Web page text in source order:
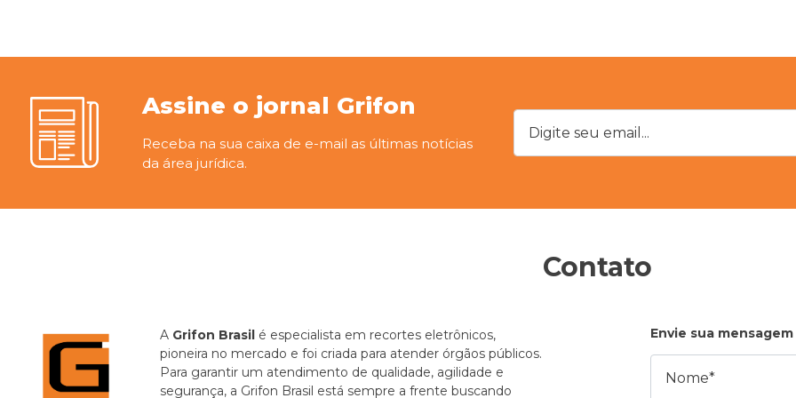
Assine o jornal Grifon
Receba na sua caixa de e-mail as últimas notícias
da área jurídica.
Digite seu email...
Contato
A Grifon Brasil é especialista em recortes eletrônicos,
pioneira no mercado e foi criada para atender órgãos públicos.
Para garantir um atendimento de qualidade, agilidade e
segurança, a Grifon Brasil está sempre a frente buscando
Envie sua mensagem